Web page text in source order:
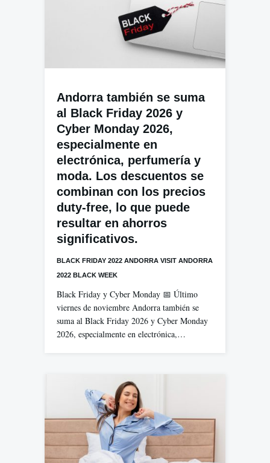
Andorra también se suma
al Black Friday 2026 y
Cyber Monday 2026,
especialmente en
electrónica, perfumería y
moda. Los descuentos se
combinan con los precios
duty-free, lo que puede
resultar en ahorros
significativos.
BLACK FRIDAY 2022 ANDORRA VISIT ANDORRA
2022 BLACK WEEK
Black Friday y Cyber Monday 📅 Último
viernes de noviembre Andorra también se
suma al Black Friday 2026 y Cyber Monday
2026, especialmente en electrónica,…